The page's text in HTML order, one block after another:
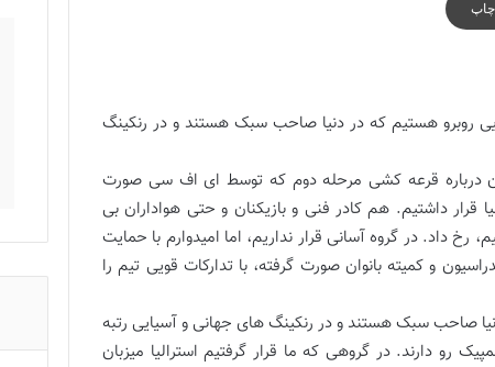
چاپ
روبرو هستیم که در دنیا صاحب سبک هستند و در رنکینگ
درباره قرعه کشی مرحله دوم که توسط ای اف سی صورت
حس فوق العاده ای بود که جزو 12 تیم آسیا قرار داشتیم. هم کادر فنی و بازیکنان و حتی هواداران بی
داد. در گروه آسانی قرار نداریم، اما امیدوارم با حمایت
و کمیته بانوان صورت گرفته، با تدارکات قویی تیم را
صاحب سبک هستند و در رنکینگ های جهانی و آسیایی رتبه
رو دارند. در گروهی که ما قرار گرفتیم استرالیا میزبان